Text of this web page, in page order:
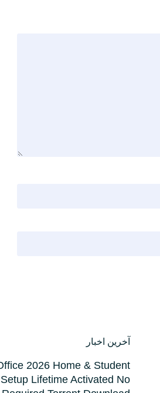
آخرین اخبار
2026 Home & Student
Lifetime Activated No